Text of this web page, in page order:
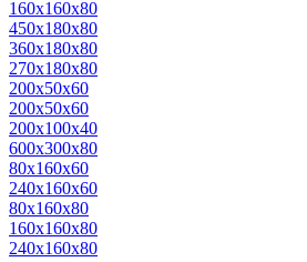
160x160x80
450x180x80
360х180х80
270х180х80
200x50x60
200х50х60
200х100x40
600х300х80
80х160х60
240х160х60
80х160х80
160х160х80
240х160х80